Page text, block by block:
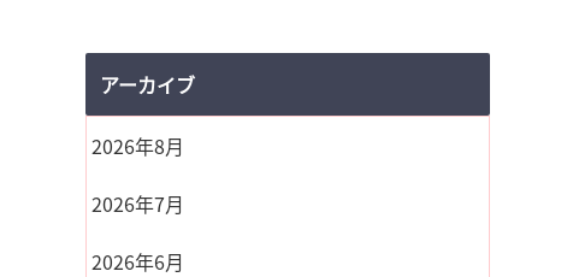
アーカイブ
2026年8月
2026年7月
2026年6月